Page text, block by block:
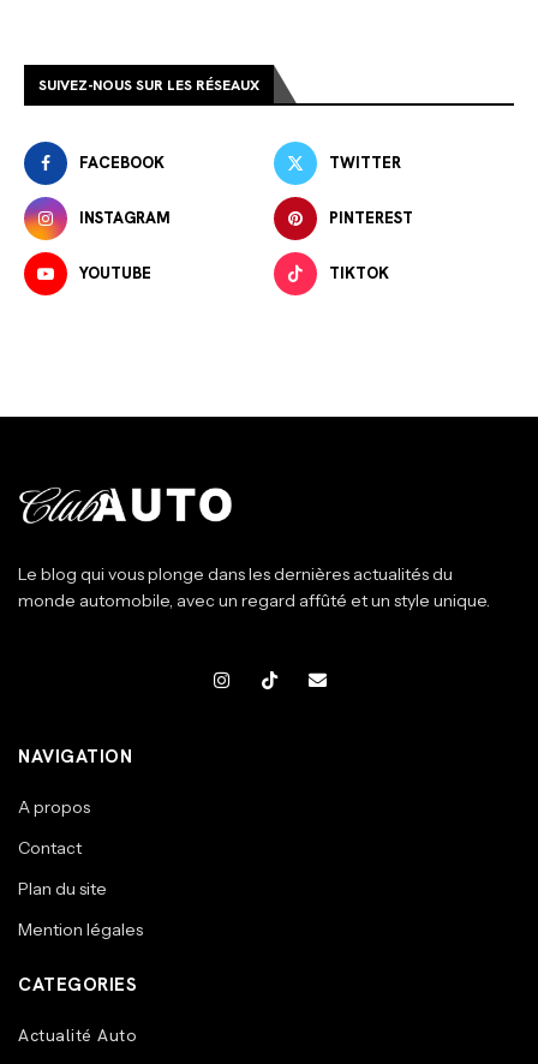
SUIVEZ-NOUS SUR LES RÉSEAUX
FACEBOOK TWITTER
INSTAGRAM PINTEREST
YOUTUBE TIKTOK
Le blog qui vous plonge dans les dernières actualités du
monde automobile, avec un regard affûté et un style unique.
NAVIGATION
A propos
Contact
Plan du site
Mention légales
CATEGORIES
Actualité Auto